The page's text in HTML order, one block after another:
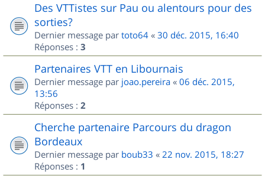
Des VTTistes sur Pau ou alentours pour des
sorties?
Dernier message par toto64 « 30 déc. 2015, 16:40
Réponses : 3
Partenaires VTT en Libournais
Dernier message par joao.pereira « 06 déc. 2015,
13:56
Réponses : 2
Cherche partenaire Parcours du dragon
Bordeaux
Dernier message par boub33 « 22 nov. 2015, 18:27
Réponses : 1